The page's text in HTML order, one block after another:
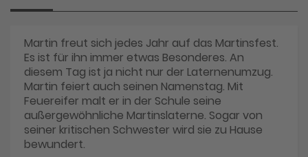
Martin freut sich jedes Jahr auf das Martinsfest.
Es ist für ihn immer etwas Besonderes. An
diesem Tag ist ja nicht nur der Laternenumzug.
Martin feiert auch seinen Namenstag. Mit
Feuereifer malt er in der Schule seine
außergewöhnliche Martinslaterne. Sogar von
seiner kritischen Schwester wird sie zu Hause
bewundert.